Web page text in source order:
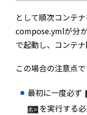
として順次コンテ
compose.ymlが分
で起動し、コンテ
この場合の注意点で
最初に一度必ず
名> を実行する